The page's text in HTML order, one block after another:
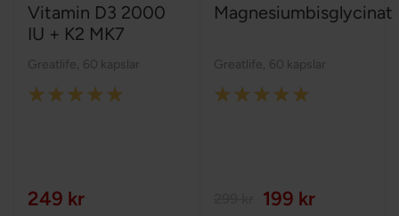
Vitamin D3 2000
IU + K2 MK7
Greatlife 60 kapslar
Rating:
249 kr
Magnesiumbisglycinat
Greatlife 60 kapslar
Rating:
199 kr